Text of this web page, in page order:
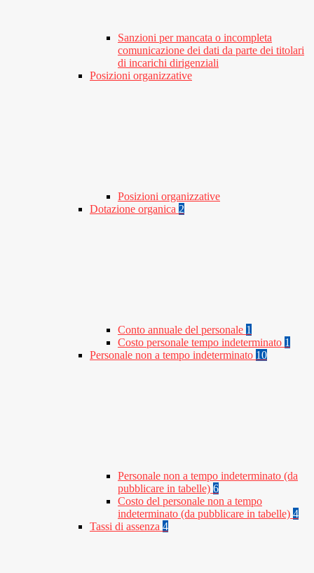
Sanzioni per mancata o incompleta
comunicazione dei dati da parte dei titolari
di incarichi dirigenziali
Posizioni organizzative
Posizioni organizzative
Dotazione organica 2
Conto annuale del personale 1
Costo personale tempo indeterminato 1
Personale non a tempo indeterminato 10
Personale non a tempo indeterminato (da
pubblicare in tabelle) 6
Costo del personale non a tempo
indeterminato (da pubblicare in tabelle) 4
Tassi di assenza 4